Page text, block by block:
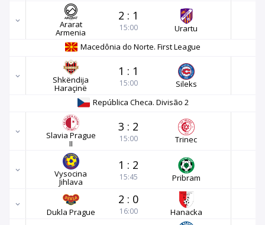
Ararat
Armenia
2 : 1
15:00
Urartu
Macedônia do Norte. First League
Shkëndija
Haraçinë
1 : 1
15:00
Sileks
República Checa. Divisão 2
Slavia Prague
II
3 : 2
15:00 Trinec
Vysocina
Jihlava
1 : 2
15:45 Pribram
Dukla Prague
2 : 0
16:00 Hanacka